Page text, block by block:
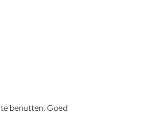
te benutten. Goed